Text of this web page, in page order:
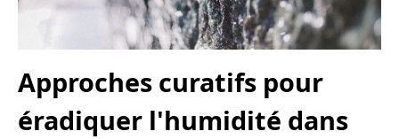
Approches curatifs pour
éradiquer l'humidité dans